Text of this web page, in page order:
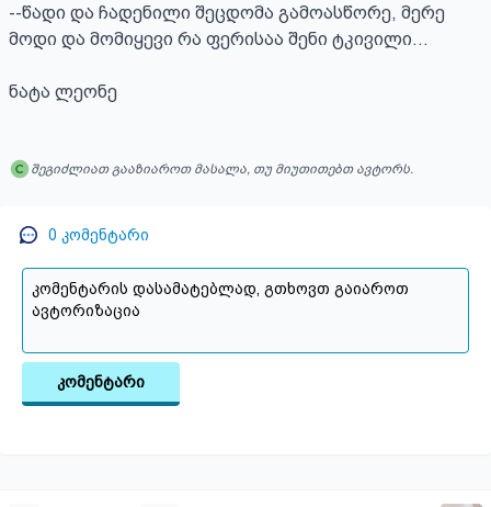
--წადი და ჩადენილი შეცდომა გამოასწორე, მერე
მოდი და მომიყევი რა ფერისაა შენი ტკივილი...
ნატა ლეონე
შეგიძლიათ გააზიაროთ მასალა, თუ მიუთითებთ ავტორს.
0 კომენტარი
კომენტარი